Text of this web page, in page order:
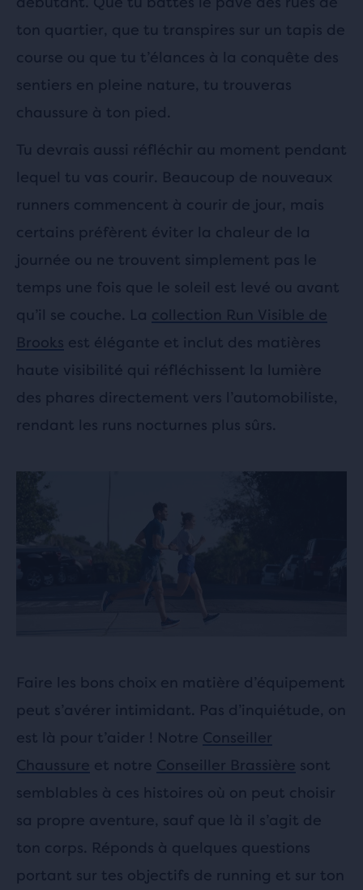
ton quartier, que tu transpires sur un tapis de
course ou que tu t’élances à la conquête des
sentiers en pleine nature, tu trouveras
chaussure à ton pied.
Tu devrais aussi réfléchir au moment pendant
lequel tu vas courir. Beaucoup de nouveaux
runners commencent à courir de jour, mais
certains préfèrent éviter la chaleur de la
journée ou ne trouvent simplement pas le
temps une fois que le soleil est levé ou avant
qu’il se couche. La collection Run Visible de
Brooks est élégante et inclut des matières
haute visibilité qui réfléchissent la lumière
des phares directement vers l’automobiliste,
rendant les runs nocturnes plus sûrs.
Faire les bons choix en matière d’équipement
peut s’avérer intimidant. Pas d’inquiétude, on
est là pour t’aider ! Notre Conseiller
Chaussure et notre Conseiller Brassière sont
semblables à ces histoires où on peut choisir
sa propre aventure, sauf que là il s’agit de
ton corps. Réponds à quelques questions
portant sur tes objectifs de running et sur ton